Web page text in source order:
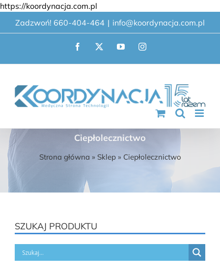
https://koordynacja.com.pl
do
zawartości
Zadzwoń! 660-404-464 | info@koordynacja.com.pl
Facebook
X YouTubeInstagram
Ciepłolecznictwo
Strona główna » Sklep» Ciepłolecznictwo
SZUKAJ PRODUKTU